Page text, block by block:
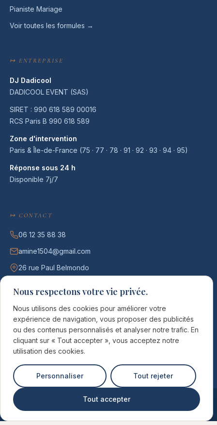
Nous respectons votre vie privée.
Nous utilisons des cookies pour améliorer votre
expérience de navigation, vous proposer des publicités
ou des contenus personnalisés et analyser notre trafic. En
cliquant sur « Tout accepter », vous acceptez notre
utilisation des cookies.
Personnaliser Tout rejeter
Tout accepter
Pianiste Mariage
Voir toutes les formules →
↦ ENTREPRISE
DJ Dadicool
DADICOOL EVENT (SAS)
SIRET : 990 618 589 00016
RCS Paris B 990 618 589
Zone d'intervention
Paris & Île-de-France (75 · 77 · 78 · 91 · 92 · 93 · 94 · 95)
Réponse sous 24 h
Disponible 7j/7
↦ CONTACT
06 12 35 88 38
amine1504@gmail.com
26 rue Paul Belmondo
75012 Paris
7j/7 · 09h – 23h
DEMANDER UN DEVIS →
© DADICOOL EVENT·
SIRET 990 618 589 00016
Mentions légales·Politique de confidentialité·Référencé par Rankit